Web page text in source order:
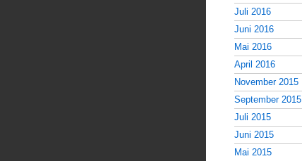
Juli 2016
Juni 2016
Mai 2016
April 2016
November 2015
September 2015
Juli 2015
Juni 2015
Mai 2015